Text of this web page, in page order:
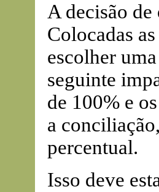
A decisão
Colocadas
escolher
seguinte
de 100% e
a
percentual.
Isso deve